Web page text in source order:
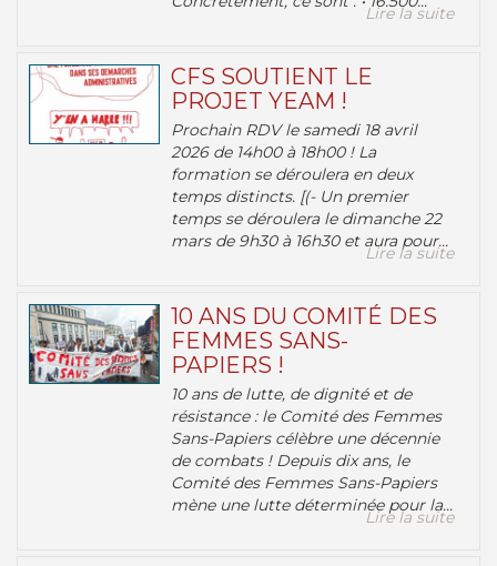
Lire la suite
CFS SOUTIENT LE
PROJET YEAM !
Prochain RDV le samedi 18 avril
2026 de 14h00 à 18h00 ! La
formation se déroulera en deux
temps distincts. [(- Un premier
temps se déroulera le dimanche 22
mars de 9h30 à 16h30 et aura pour...
Lire la suite
10 ANS DU COMITÉ DES
FEMMES SANS-
PAPIERS !
10 ans de lutte, de dignité et de
résistance : le Comité des Femmes
Sans-Papiers célèbre une décennie
de combats ! Depuis dix ans, le
Comité des Femmes Sans-Papiers
mène une lutte déterminée pour la...
Lire la suite